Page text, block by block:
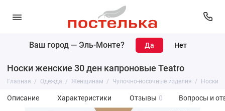
Ваш город — Эль-Монте?
Носки женские 30 ден капроновые Teatro
Главная Одежда Женщинам Чулочно-носочные изделия Носки
Описание Характеристики Отзывы 0 Вопросы и